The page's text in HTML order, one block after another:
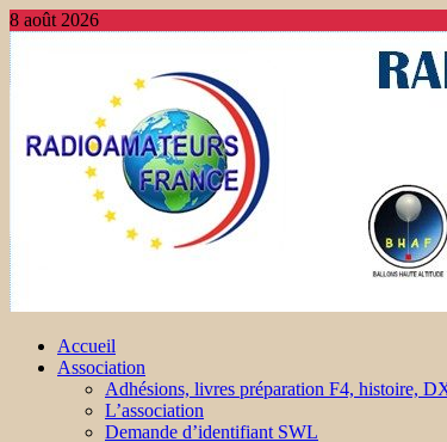
8 août 2026
Accueil
Association
Adhésions, livres préparation F4, histoire,
L’association
Demande d’identifiant SWL